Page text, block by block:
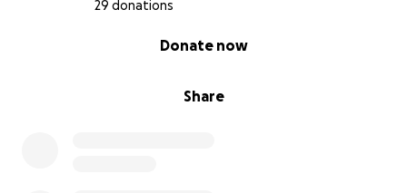
29 donations
Share
Donate now